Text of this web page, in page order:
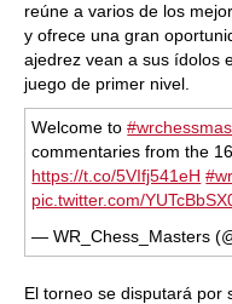
reúne a varios de los
y ofrece una gran
ajedrez vean a sus ídolos
juego de primer nivel.
Welcome to
commentaries from the
https://t.co/5VIfj541eH
pic.twitter.com/
— WR_Chess_Masters
El torneo se disputará por